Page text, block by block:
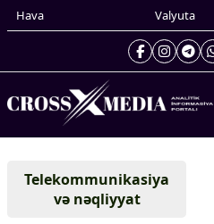
Hava Valyuta
Gündəm
Dünya
Telekommunikasiya
və nəqliyyat